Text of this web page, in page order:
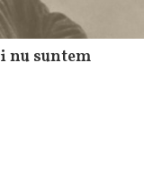
nu suntem